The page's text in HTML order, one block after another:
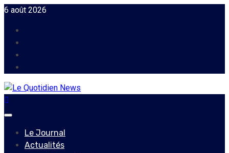
Skip
content
6 août 2026
Primary
Le Journal
Actualités